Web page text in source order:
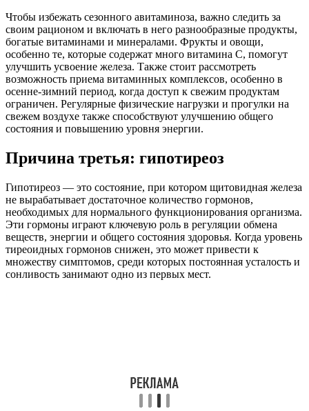
Чтобы избежать сезонного авитаминоза, важно следить за
своим рационом и включать в него разнообразные продукты,
богатые витаминами и минералами. Фрукты и овощи,
особенно те, которые содержат много витамина C, помогут
улучшить усвоение железа. Также стоит рассмотреть
возможность приема витаминных комплексов, особенно в
осенне-зимний период, когда доступ к свежим продуктам
ограничен. Регулярные физические нагрузки и прогулки на
свежем воздухе также способствуют улучшению общего
состояния и повышению уровня энергии.
Причина третья: гипотиреоз
Гипотиреоз — это состояние, при котором щитовидная железа
не вырабатывает достаточное количество гормонов,
необходимых для нормального функционирования организма.
Эти гормоны играют ключевую роль в регуляции обмена
веществ, энергии и общего состояния здоровья. Когда уровень
тиреоидных гормонов снижен, это может привести к
множеству симптомов, среди которых постоянная усталость и
сонливость занимают одно из первых мест.